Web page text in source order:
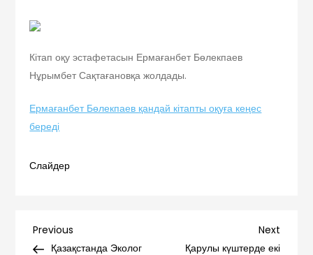
Кітап оқу эстафетасын Ермағанбет Бөлекпаев
Нұрымбет Сақтағановқа жолдады.
Ермағанбет Бөлекпаев қандай кітапты оқуға кеңес
береді
Слайдер
Навигация
Previous
Post
Previous
Қазақстанда Эколог
Next
Post
Next
Қарулы күштерде екі